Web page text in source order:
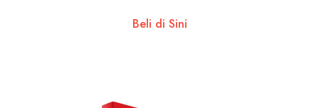
Beli di Sini